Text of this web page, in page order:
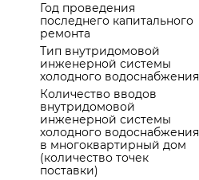
Год проведения
последнего капитального
ремонта
Тип внутридомовой
инженерной системы
холодного водоснабжения
Количество вводов
внутридомовой
инженерной системы
холодного водоснабжения
в многоквартирный дом
(количество точек
поставки)